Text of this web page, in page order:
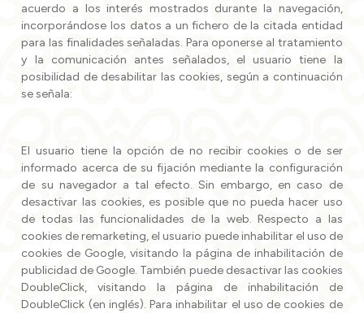
acuerdo a los interés mostrados durante la navegación,
incorporándose los datos a un fichero de la citada entidad
para las finalidades señaladas. Para oponerse al tratamiento
y la comunicación antes señalados, el usuario tiene la
posibilidad de desabilitar las cookies, según a continuación
se señala:
El usuario tiene la opción de no recibir cookies o de ser
informado acerca de su fijación mediante la configuración
de su navegador a tal efecto. Sin embargo, en caso de
desactivar las cookies, es posible que no pueda hacer uso
de todas las funcionalidades de la web. Respecto a las
cookies de remarketing, el usuario puede inhabilitar el uso de
cookies de Google, visitando la página de inhabilitación de
publicidad de Google. También puede desactivar las cookies
DoubleClick, visitando la página de inhabilitación de
DoubleClick (en inglés). Para inhabilitar el uso de cookies de